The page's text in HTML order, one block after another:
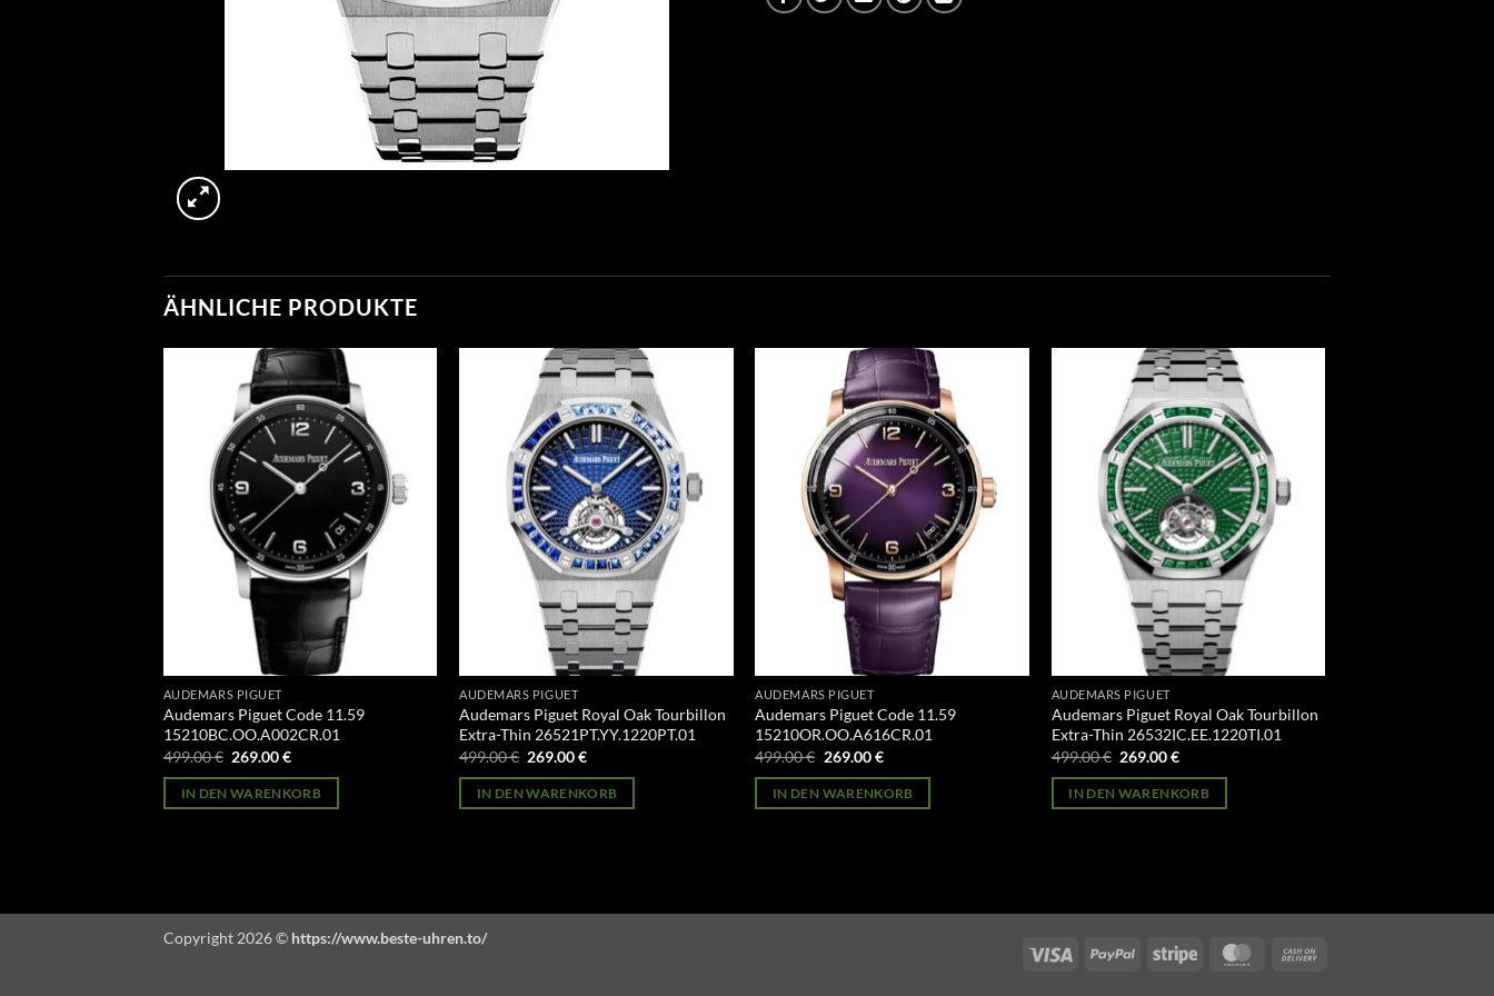
ÄHNLICHE PRODUKTE
AUDEMARS PIGUET
Audemars Piguet Code 11.59
15210BC.OO.A002CR.01
499.00€ Ursprünglicher
war:
499.00 €
269.00€Aktueller
ist:
269.00 €.
IN DEN WARENKORB
AUDEMARS PIGUET
Audemars Piguet Royal Oak Tourbillon
Extra-Thin 26521PT.YY.1220PT.01
499.00€ Ursprünglicher
war:
499.00 €
269.00€Aktueller
ist:
269.00 €.
IN DEN WARENKORB
AUDEMARS PIGUET
Audemars Piguet Code 11.59
15210OR.OO.A616CR.01
499.00€ Ursprünglicher
war:
499.00 €
269.00€Aktueller
ist:
269.00 €.
IN DEN WARENKORB
AUDEMARS PIGUET
Audemars Piguet Royal Oak Tourbillon
Extra-Thin 26532IC.EE.1220TI.01
499.00€ Ursprünglicher
war:
499.00 €
269.00€Aktueller
ist:
269.00 €.
IN DEN WARENKORB
Visa PayPal Stripe MasterCard
Copyright 2026 © https://www.beste-uhren.to/